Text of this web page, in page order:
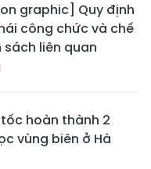
graphic] Quy định
công chức và chế
sách liên quan
hoàn thành 2
vùng biên ở Hà